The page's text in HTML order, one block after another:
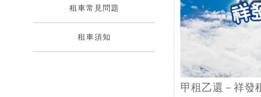
租車常見問題
租車須知
甲租乙還－祥發